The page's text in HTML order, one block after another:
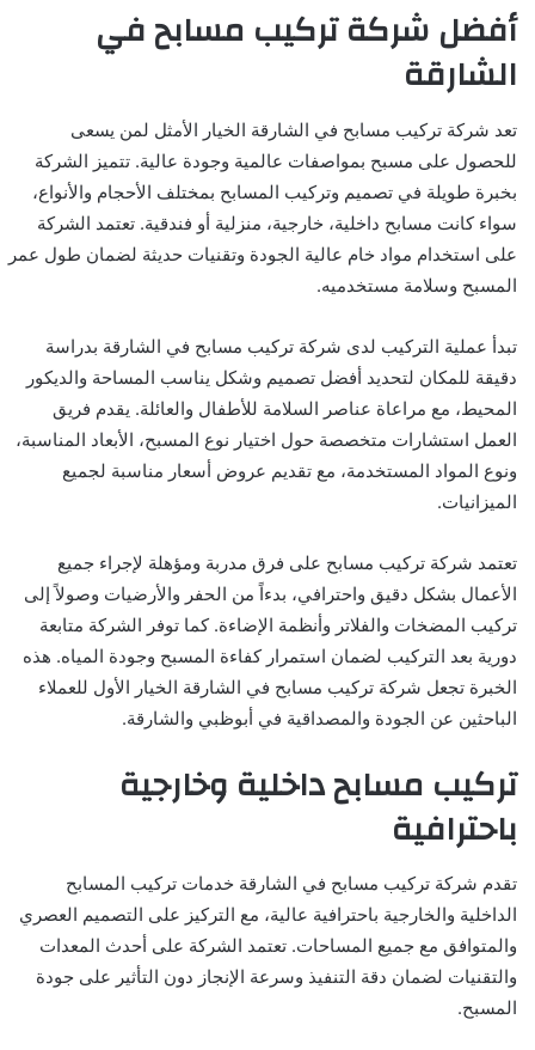
أفضل شركة تركيب مسابح في
الشارقة
تعد شركة تركيب مسابح في الشارقة الخيار الأمثل لمن يسعى
للحصول على مسبح بمواصفات عالمية وجودة عالية. تتميز الشركة
بخبرة طويلة في تصميم وتركيب المسابح بمختلف الأحجام والأنواع،
سواء كانت مسابح داخلية، خارجية، منزلية أو فندقية. تعتمد الشركة
على استخدام مواد خام عالية الجودة وتقنيات حديثة لضمان طول عمر
المسبح وسلامة مستخدميه.
تبدأ عملية التركيب لدى شركة تركيب مسابح في الشارقة بدراسة
دقيقة للمكان لتحديد أفضل تصميم وشكل يناسب المساحة والديكور
المحيط، مع مراعاة عناصر السلامة للأطفال والعائلة. يقدم فريق
العمل استشارات متخصصة حول اختيار نوع المسبح، الأبعاد المناسبة،
ونوع المواد المستخدمة، مع تقديم عروض أسعار مناسبة لجميع
الميزانيات.
تعتمد شركة تركيب مسابح على فرق مدربة ومؤهلة لإجراء جميع
الأعمال بشكل دقيق واحترافي، بدءاً من الحفر والأرضيات وصولاً إلى
تركيب المضخات والفلاتر وأنظمة الإضاءة. كما توفر الشركة متابعة
دورية بعد التركيب لضمان استمرار كفاءة المسبح وجودة المياه. هذه
الخبرة تجعل شركة تركيب مسابح في الشارقة الخيار الأول للعملاء
الباحثين عن الجودة والمصداقية في أبوظبي والشارقة.
تركيب مسابح داخلية وخارجية
باحترافية
تقدم شركة تركيب مسابح في الشارقة خدمات تركيب المسابح
الداخلية والخارجية باحترافية عالية، مع التركيز على التصميم العصري
والمتوافق مع جميع المساحات. تعتمد الشركة على أحدث المعدات
والتقنيات لضمان دقة التنفيذ وسرعة الإنجاز دون التأثير على جودة
المسبح.